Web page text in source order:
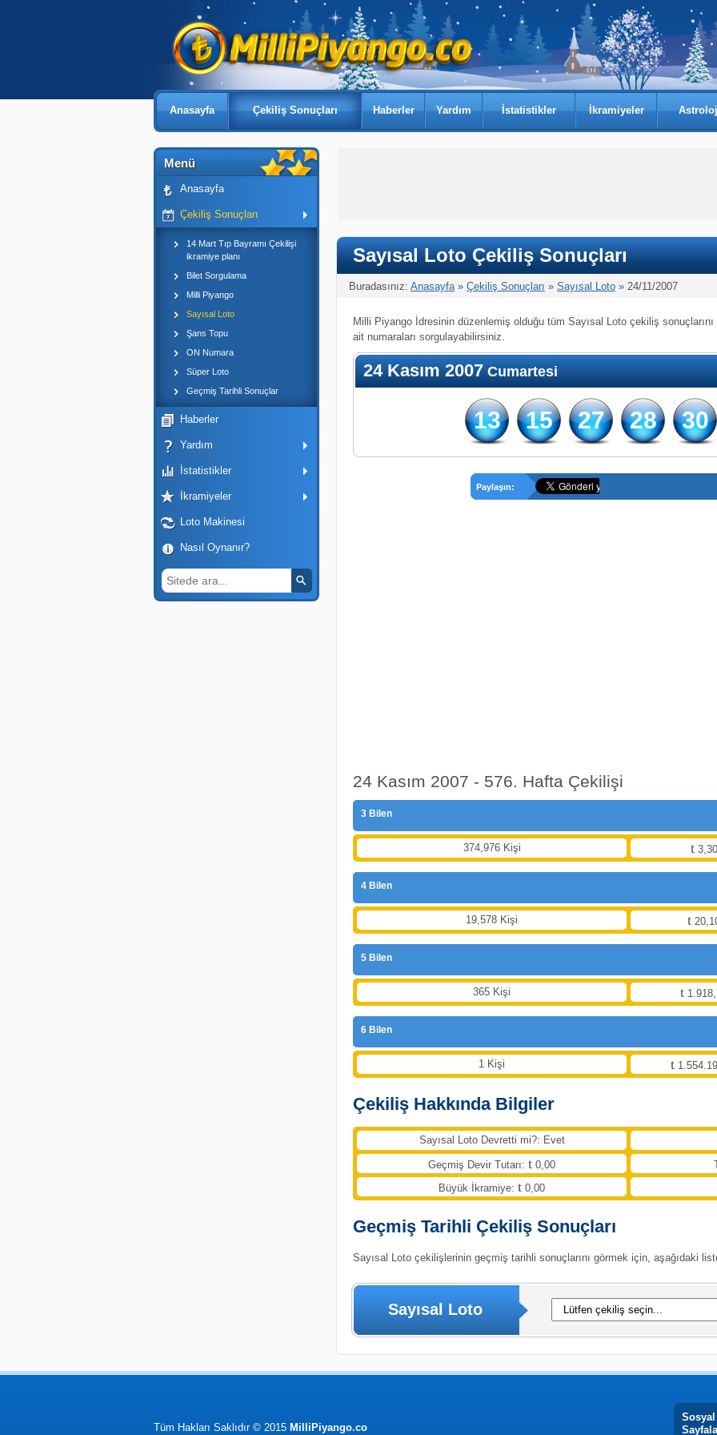
Anasayfa Çekiliş Sonuçları Haberler Yardım İstatistikler İkramiyeler
Menü
Anasayfa
Çekiliş Sonuçları
14 Mart Tıp Bayramı Çekilişi
ikramiye planı
Bilet Sorgulama
Milli Piyango
Sayısal Loto
Şans Topu
ON Numara
Süper Loto
Geçmiş Tarihli Sonuçlar
Haberler
Yardım
İstatistikler
İkramiyeler
Loto Makinesi
Nasıl Oynanır?
Sayısal Loto Çekiliş Sonuçları
Buradasınız: Anasayfa » Çekiliş Sonuçları » Sayısal Loto » 24/11/2007
Milli Piyango İdresinin düzenlemiş olduğu tüm Sayısal Loto çekiliş
ait numaraları sorgulayabilirsiniz.
24 Kasım 2007Cumartesi
13 15 27 28 30
Paylaşın:
24 Kasım 2007 - 576. Hafta Çekilişi
3 Bilen
374,976 Kişi
4 Bilen
19,578 Kişi
5 Bilen
365 Kişi
6 Bilen
1 Kişi
Çekiliş Hakkında Bilgiler
Sayısal Loto Devretti mi?: Evet
Geçmiş Devir Tutarı: 0,00
Büyük İkramiye:
0,00
Geçmiş Tarihli Çekiliş Sonuçları
Sayısal Loto çekilişlerinin geçmiş tarihli sonuçlarını görmek için, aşağıdaki
Sayısal Loto
Tüm Hakları Saklıdır © 2015 MilliPiyango.co